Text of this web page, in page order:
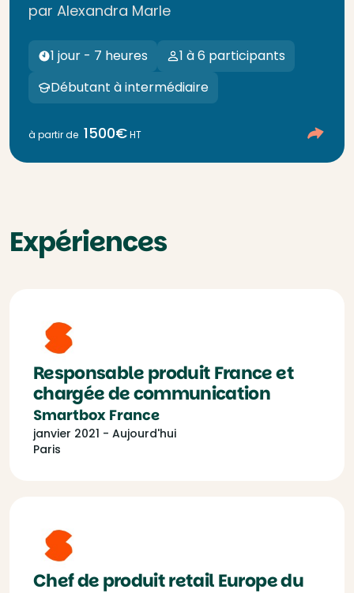
par Alexandra Marle
1 jour - 7 heures
1 à 6 participants
Débutant à intermédiaire
à partir de 1500€HT
Expériences
Responsable produit France et
chargée de communication
Smartbox France
janvier 2021 - Aujourd'hui
Paris
Chef de produit retail Europe du